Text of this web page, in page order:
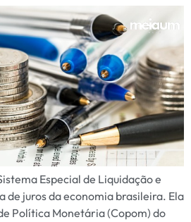
Especial de Liquidação e
de juros da economia brasileira. Ela
Política Monetária (Copom) do